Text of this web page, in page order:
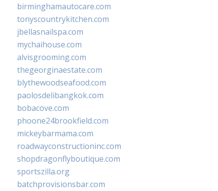
birminghamautocare.com
tonyscountrykitchen.com
jbellasnailspa.com
mychaihouse.com
alvisgrooming.com
thegeorginaestate.com
blythewoodseafood.com
paolosdelibangkok.com
bobacove.com
phoone24brookfield.com
mickeybarmama.com
roadwayconstructioninc.com
shopdragonflyboutique.com
sportszilla.org
batchprovisionsbar.com